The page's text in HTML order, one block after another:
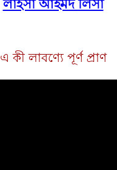
লাইসা আহমদ লিসা
এ কী লাবণ্যে পূর্ণ প্রাণ